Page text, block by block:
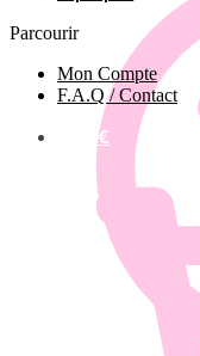
Parcourir
Mon Compte
F.A.Q / Contact
€